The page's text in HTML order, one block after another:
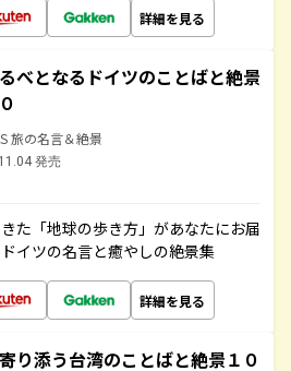
詳細を見る
べとなるドイツのことばと絶景
旅の名言＆絶景
発売
た「地球の歩き方」があなたにお届
イツの名言と癒やしの絶景集
詳細を見る
り添う台湾のことばと絶景１０